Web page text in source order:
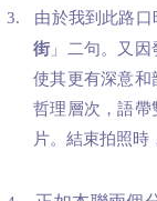
3. 由於我到此路
街 」二句。又
使其更有深意和
哲理層次，語
片。結束拍照時